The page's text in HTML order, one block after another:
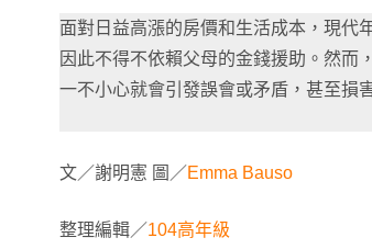
面對日益高漲的房價和生活成本，現代
因此不得不依賴父母的金錢援助。然而
一不小心就會引發誤會或矛盾，甚至損
文／謝明憲 圖／Emma Bauso
整理編輯／104高年級